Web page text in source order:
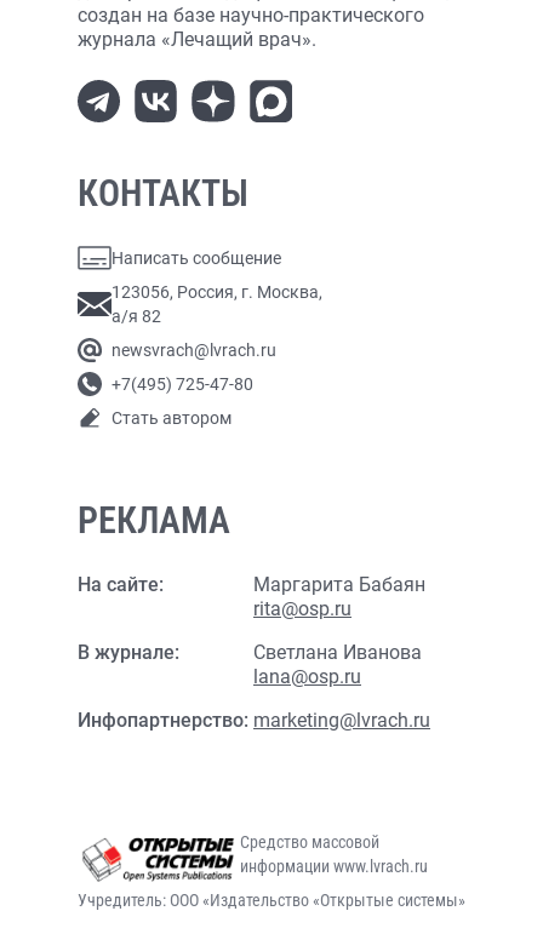
создан на базе научно-практического
журнала «Лечащий врач».
КОНТАКТЫ
Написать сообщение
123056, Россия, г. Москва,
а/я 82
newsvrach@lvrach.ru
+7(495) 725-47-80
Стать автором
РЕКЛАМА
На сайте:
Маргарита Бабаян
rita@osp.ru
В журнале:
Светлана Иванова
lana@osp.ru
Инфопартнерство: marketing@lvrach.ru
Средство массовой
информации www.lvrach.ru
Учредитель: ООО «Издательство «Открытые системы»